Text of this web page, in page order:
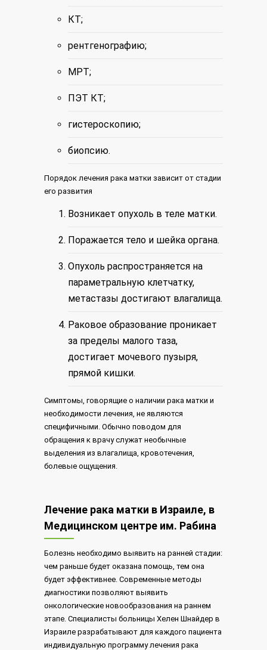
КТ;
рентгенографию;
МРТ;
ПЭТ КТ;
гистероскопию;
биопсию.
Порядок лечения рака матки зависит от стадии
его развития
Возникает опухоль в теле матки.
Поражается тело и шейка органа.
Опухоль распространяется на
параметральную клетчатку,
метастазы достигают влагалища.
Раковое образование проникает
за пределы малого таза,
достигает мочевого пузыря,
прямой кишки.
Симптомы, говорящие о наличии рака матки и
необходимости лечения, не являются
специфичными. Обычно поводом для
обращения к врачу служат необычные
выделения из влагалища, кровотечения,
болевые ощущения.
Лечение рака матки в Израиле, в
Медицинском центре им. Рабина
Болезнь необходимо выявить на ранней стадии:
чем раньше будет оказана помощь, тем она
будет эффективнее. Современные методы
диагностики позволяют выявить
онкологические новообразования на раннем
этапе. Специалисты больницы Хелен Шнайдер в
Израиле разрабатывают для каждого пациента
индивидуальную программу лечения рака